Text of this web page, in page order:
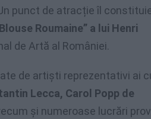
punct de atracție îl
Roumaine” a lui Henri
de Artă al României.
de artiști reprezentativi ai
Lecca, Carol Popp de
și numeroase lucrări